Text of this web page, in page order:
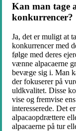
Kan man tage
konkurrencer?
Ja, det er muligt at
konkurrencer med
følge med deres
vænne alpacaerne
bevæge sig i. Man
der fokuserer på
uldkvalitet. Disse
vise og fremvise
interesserede. Det
alpacaopdrættere
alpacaerne på tur